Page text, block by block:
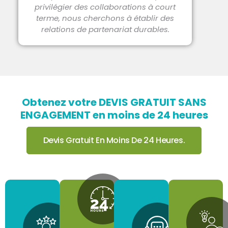
privilégier des collaborations à court
terme, nous cherchons à établir des
relations de partenariat durables.
Obtenez votre DEVIS GRATUIT SANS
ENGAGEMENT en moins de 24 heures
Devis Gratuit En Moins De 24 Heures.